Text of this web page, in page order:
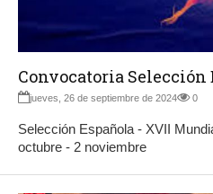
Convocatoria Selección
jueves, 26 de septiembre de 2024 0
Selección Española - XVII
octubre - 2 noviembre